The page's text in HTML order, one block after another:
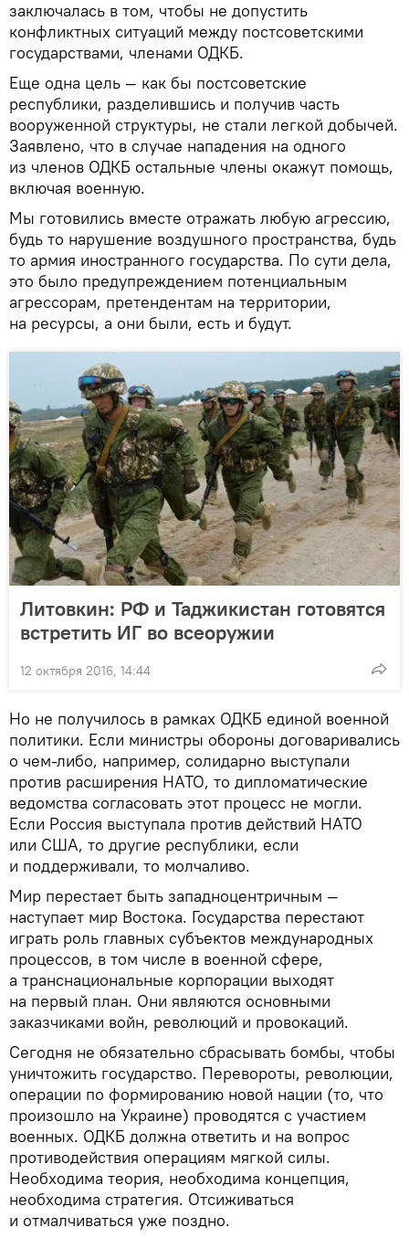
заключалась в том, чтобы не допустить
конфликтных ситуаций между постсоветскими
государствами, членами ОДКБ.
Еще одна цель — как бы постсоветские
республики, разделившись и получив часть
вооруженной структуры, не стали легкой добычей.
Заявлено, что в случае нападения на одного
из членов ОДКБ остальные члены окажут помощь,
включая военную.
Мы готовились вместе отражать любую агрессию,
будь то нарушение воздушного пространства, будь
то армия иностранного государства. По сути дела,
это было предупреждением потенциальным
агрессорам, претендентам на территории,
на ресурсы, а они были, есть и будут.
Литовкин: РФ и Таджикистан готовятся
встретить ИГ во всеоружии
12 октября 2016, 14:44
Но не получилось в рамках ОДКБ единой военной
политики. Если министры обороны договаривались
о чем-либо, например, солидарно выступали
против расширения НАТО, то дипломатические
ведомства согласовать этот процесс не могли.
Если Россия выступала против действий НАТО
или США, то другие республики, если
и поддерживали, то молчаливо.
Мир перестает быть западноцентричным —
наступает мир Востока. Государства перестают
играть роль главных субъектов международных
процессов, в том числе в военной сфере,
а транснациональные корпорации выходят
на первый план. Они являются основными
заказчиками войн, революций и провокаций.
Сегодня не обязательно сбрасывать бомбы, чтобы
уничтожить государство. Перевороты, революции,
операции по формированию новой нации (то, что
произошло на Украине) проводятся с участием
военных. ОДКБ должна ответить и на вопрос
противодействия операциям мягкой силы.
Необходима теория, необходима концепция,
необходима стратегия. Отсиживаться
и отмалчиваться уже поздно.